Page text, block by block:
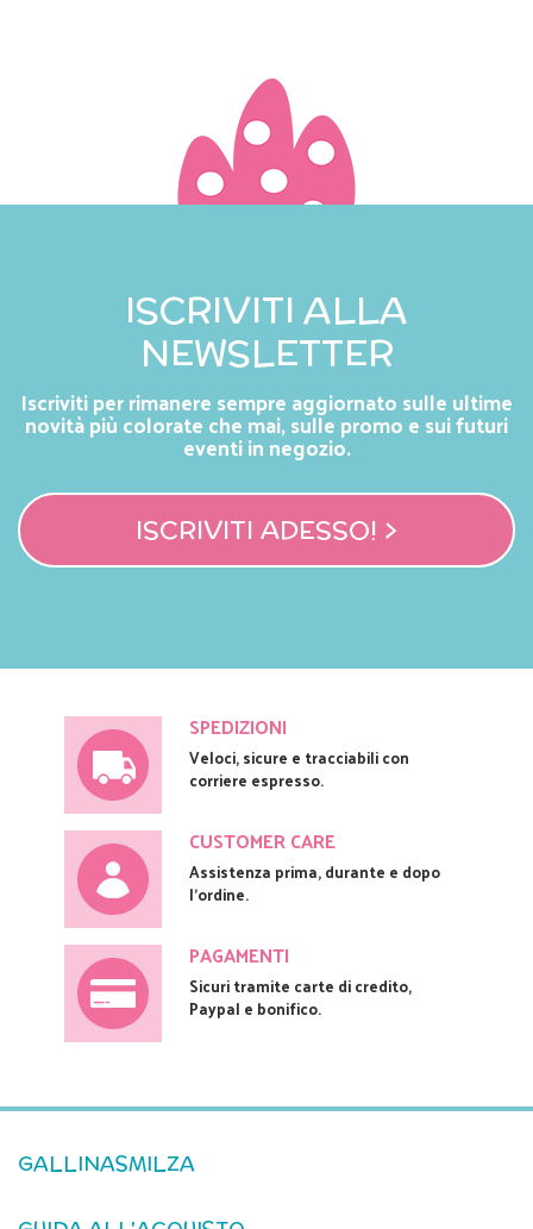
ISCRIVITI ALLA
NEWSLETTER
Iscriviti per rimanere sempre aggiornato sulle ultime
novità più colorate che mai, sulle promo e sui futuri
eventi in negozio.
ISCRIVITI ADESSO! >
SPEDIZIONI
Veloci, sicure e tracciabili con
corriere espresso.
CUSTOMER CARE
Assistenza prima, durante e dopo
l'ordine.
PAGAMENTI
Sicuri tramite carte di credito,
Paypal e bonifico.
GALLINASMILZA